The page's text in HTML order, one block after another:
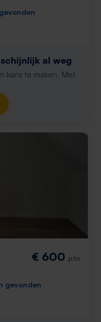
al weg
kans te maken. Met
€ 600 p/m
gevonden